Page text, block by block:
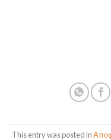
This entry was posted in